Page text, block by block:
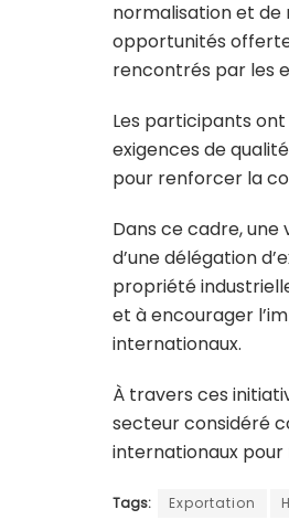
normalisation et de
opportunités
rencontrés par les
Les participants
exigences de
pour renforcer la
Dans ce cadre, une
d’une délégation
propriété
et à encourager
internationaux.
À travers ces
secteur considéré
internationaux pour
Tags: Exportation